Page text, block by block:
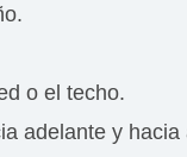
o el techo.
adelante y